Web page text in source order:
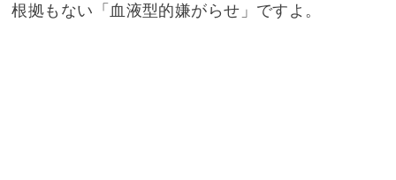
根拠もない「血液型的嫌がらせ」ですよ。